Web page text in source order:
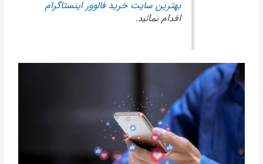
بهترین سایت خرید فالوور اینستاگرام
اقدام نمائید.